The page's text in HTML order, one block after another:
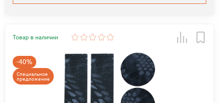
Товар в наличии
-40%
Специальное
предложение